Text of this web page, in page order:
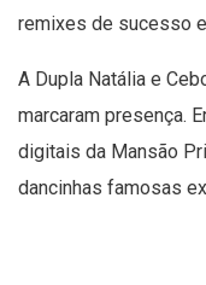
remixes de sucesso
A Dupla Natália e
marcaram presença.
digitais da Mansão
dancinhas famosas